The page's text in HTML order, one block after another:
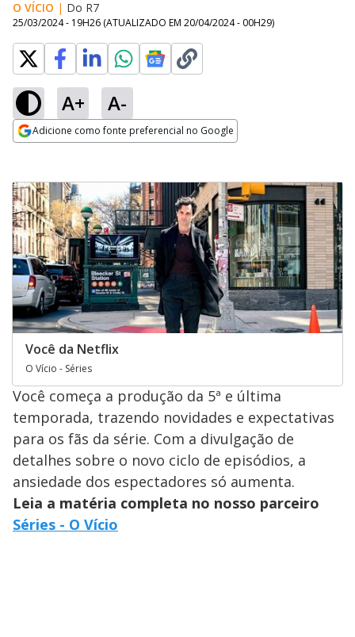
O VÍCIO | Do R7
25/03/2024 - 19H26 (ATUALIZADO EM 20/04/2024 - 00H29)
A+ A-
Adicione como fonte preferencial no Google
Você da Netflix
O Vício - Séries
Você começa a produção da 5ª e última
temporada, trazendo novidades e expectativas
para os fãs da série. Com a divulgação de
detalhes sobre o novo ciclo de episódios, a
ansiedade dos espectadores só aumenta.
Leia a matéria completa no nosso parceiro
Séries - O Vício